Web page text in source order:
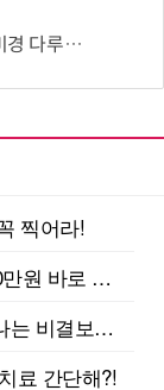
니어닥터' 현장